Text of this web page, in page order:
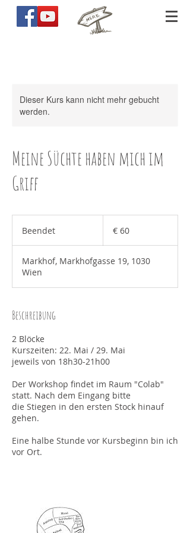
Dieser Kurs kann nicht mehr gebucht
werden.
Meine Süchte haben mich im
Griff
Beendet
n
e
€ 60
Markhof, Markhofgasse 19, 1030
Wien
Beschreibung
2 Blöcke
Kurszeiten: 22. Mai / 29. Mai
jeweils von 18h30-21h00
Der Workshop findet im Raum "Colab"
statt. Nach dem Eingang bitte
die Stiegen in den ersten Stock hinauf
gehen.
Eine halbe Stunde vor Kursbeginn bin ich
vor Ort.